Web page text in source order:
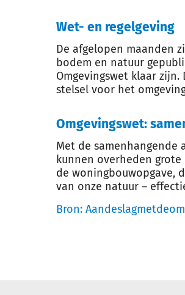
Wet- en regelgeving
De afgelopen maanden
bodem en natuur
Omgevingswet klaar
stelsel voor het
Omgevingswet:
Met de samenhangende
kunnen overheden
de woningbouwopgave,
van onze natuur –
Bron: